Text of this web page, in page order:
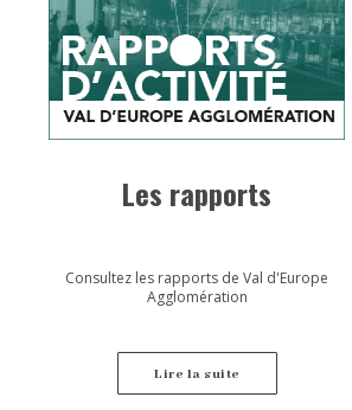
Les rapports
Consultez les rapports de Val d'Europe
Agglomération
Lire la suite